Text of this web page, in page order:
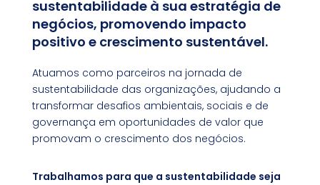
sustentabilidade à sua estratégia de
negócios, promovendo impacto
positivo e crescimento sustentável.
Atuamos como parceiros na jornada de
sustentabilidade das organizações, ajudando a
transformar desafios ambientais, sociais e de
governança em oportunidades de valor que
promovam o crescimento dos negócios.
Trabalhamos para que a sustentabilidade seja